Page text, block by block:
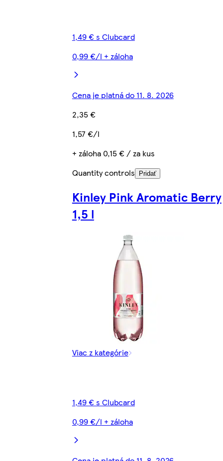
1,49 € s Clubcard
0,99 €/l + záloha
Cena je platná do 11. 8. 2026
2,35 €
1,57 €/l
+ záloha 0,15 € / za kus
Quantity controls
Pridať
Kinley Pink Aromatic Berry
1,5 l
Viac z kategórie
1,49 € s Clubcard
0,99 €/l + záloha